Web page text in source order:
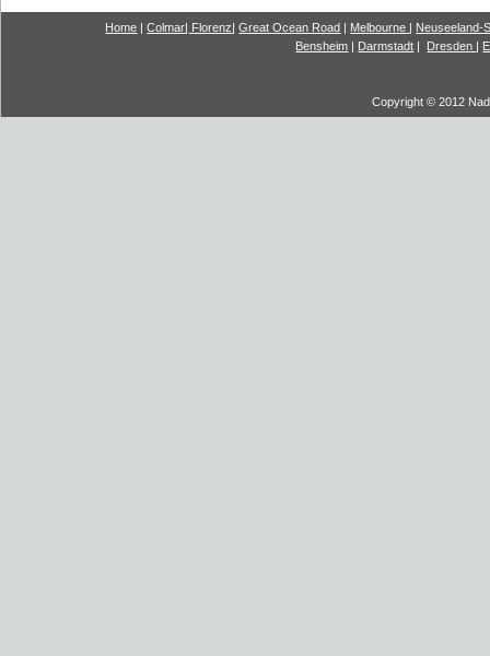
Home |Colmar| Florenz|Great Ocean Road | Melbourne | Neuseeland-
Bensheim | Darmstadt | Dresden |
Copyright © 2012